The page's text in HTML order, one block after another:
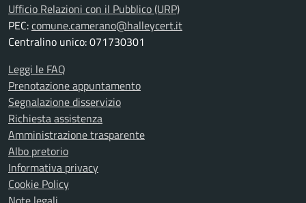
Ufficio Relazioni con il Pubblico (URP)
PEC:comune.camerano@halleycert.it
Centralino unico: 071730301
Leggi le FAQ
Prenotazione appuntamento
Segnalazione disservizio
Richiesta assistenza
Amministrazione trasparente
Albo pretorio
Informativa privacy
Cookie Policy